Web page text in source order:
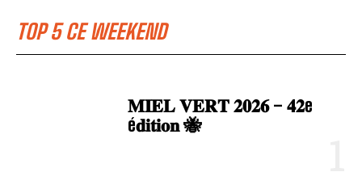
TOP 5 CE WEEKEND
𝐌𝐈𝐄𝐋 𝐕𝐄𝐑𝐓 𝟐𝟎𝟐𝟔 – 𝟒𝟐e
é𝐝𝐢𝐭𝐢𝐨𝐧 🐝